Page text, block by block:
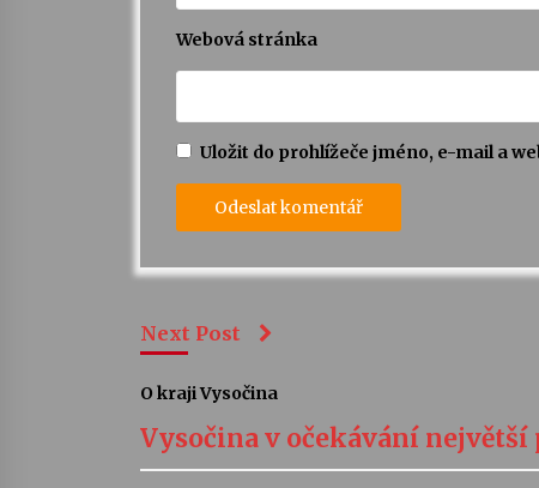
Webová stránka
Uložit do prohlížeče jméno, e-mail a
Next Post
O kraji Vysočina
Vysočina v očekávání největší